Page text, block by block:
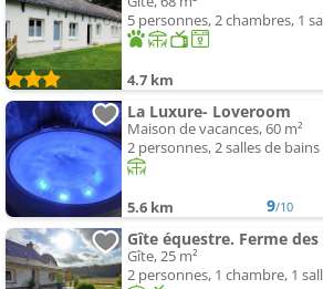
5 personnes, 2 chambres, 1
4.7 km
La Luxure- Loveroom
Maison de vacances, 60 m²
2 personnes, 2 salles de bains
5.6 km 9/10
Gîte équestre. Ferme des
Gîte, 25 m²
2 personnes, 1 chambre, 1